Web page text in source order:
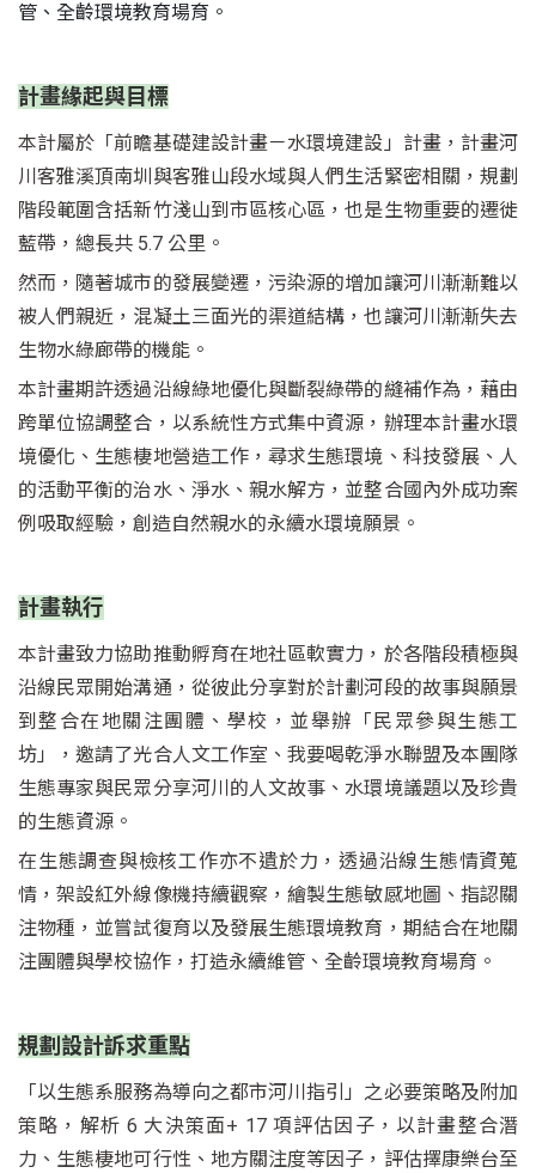
管、全齡環境教育場育。
計畫緣起與目標
本計屬於「前瞻基礎建設計畫－水環境建設」計畫，計畫河
川客雅溪頂南圳與客雅山段水域與人們生活緊密相關，規劃
階段範圍含括新竹淺山到市區核心區，也是生物重要的遷徙
藍帶，總長共 5.7 公里。
然而，隨著城市的發展變遷，污染源的增加讓河川漸漸難以
被人們親近，混凝土三面光的渠道結構，也讓河川漸漸失去
生物水綠廊帶的機能。
本計畫期許透過沿線綠地優化與斷裂綠帶的縫補作為，藉由
跨單位協調整合，以系統性方式集中資源，辦理本計畫水環
境優化、生態棲地營造工作，尋求生態環境、科技發展、人
的活動平衡的治水、淨水、親水解方，並整合國內外成功案
例吸取經驗，創造自然親水的永續水環境願景。
計畫執行
本計畫致力協助推動孵育在地社區軟實力，於各階段積極與
沿線民眾開始溝通，從彼此分享對於計劃河段的故事與願景
到整合在地關注團體、學校，並舉辦「民眾參與生態工
坊」，邀請了光合人文工作室、我要喝乾淨水聯盟及本團隊
生態專家與民眾分享河川的人文故事、水環境議題以及珍貴
的生態資源。
在生態調查與檢核工作亦不遺於力，透過沿線生態情資蒐
情，架設紅外線像機持續觀察，繪製生態敏感地圖、指認關
注物種，並嘗試復育以及發展生態環境教育，期結合在地關
注團體與學校協作，打造永續維管、全齡環境教育場育。
規劃設計訴求重點
「以生態系服務為導向之都市河川指引」之必要策略及附加
策略，解析 6 大決策面+ 17 項評估因子，以計畫整合潛
力、生態棲地可行性、地方關注度等因子，評估擇康樂台至